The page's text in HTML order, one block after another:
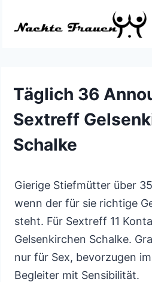
Inhalt
Täglich 36
Sextreff
Schalke
Gierige Stiefmütter über
wenn der für sie richtige
steht. Für Sextreff 11
Gelsenkirchen Schalke.
nur für Sex, bevorzugen
Begleiter mit Sensibilität.